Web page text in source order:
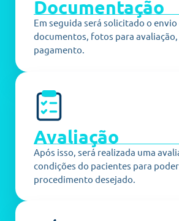
Documentação
Em seguida será solicitado o
documentos, fotos para avaliação,
pagamento.
Avaliação
Após isso, será realizada uma
condições do pacientes para
procedimento desejado.